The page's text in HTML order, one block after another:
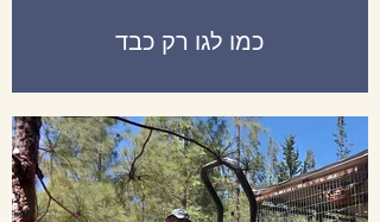
כמו לגו רק כבד